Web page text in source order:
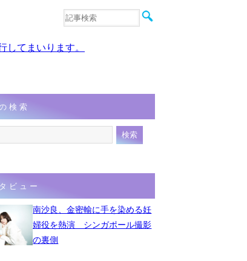
音楽
てまいります。
検索
ビュー
南沙良、金密輸に手を染める妊
婦役を熱演 シンガポール撮影
の裏側